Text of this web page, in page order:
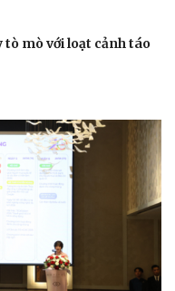
mò với loạt cảnh táo